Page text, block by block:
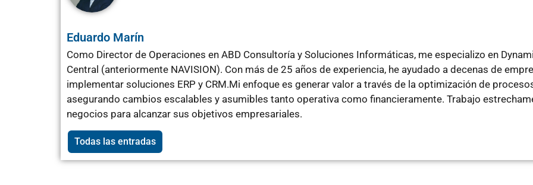
Eduardo Marín
Como Director de Operaciones en ABD Consultoría y Soluciones Informáticas, me especializo en
Central (anteriormente NAVISION). Con más de 25 años de experiencia, he ayudado a decenas de
implementar soluciones ERP y CRM.Mi enfoque es generar valor a través de la optimización de
asegurando cambios escalables y asumibles tanto operativa como financieramente. Trabajo
negocios para alcanzar sus objetivos empresariales.
Todas las entradas